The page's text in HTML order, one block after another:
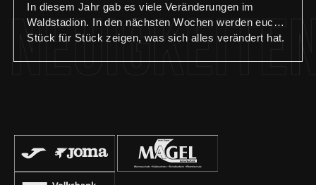
In diesem Jahr gab es viele Veränderungen im
Waldstadion. In den nächsten Wochen werden euch
Stück für Stück zeigen, was sich alles verändert hat.
Wandpanelen und Bildern – Installation eines
Fernsehers – Einbau einer Küchenzeile Wir